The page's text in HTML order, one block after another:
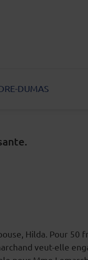
DUMAS
Hilda. Pour 50
veut-elle